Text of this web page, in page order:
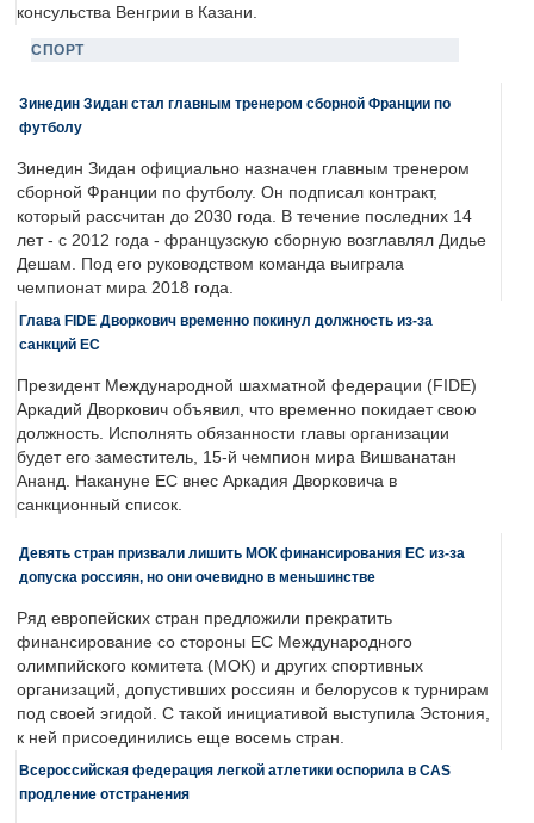
консульства Венгрии в Казани.
СПОРТ
Зинедин Зидан стал главным тренером сборной Франции по
футболу
Зинедин Зидан официально назначен главным тренером
сборной Франции по футболу. Он подписал контракт,
который рассчитан до 2030 года. В течение последних 14
лет - с 2012 года - французскую сборную возглавлял Дидье
Дешам. Под его руководством команда выиграла
чемпионат мира 2018 года.
Глава FIDE Дворкович временно покинул должность из-за
санкций ЕС
Президент Международной шахматной федерации (FIDE)
Аркадий Дворкович объявил, что временно покидает свою
должность. Исполнять обязанности главы организации
будет его заместитель, 15-й чемпион мира Вишванатан
Ананд. Накануне ЕС внес Аркадия Дворковича в
санкционный список.
Девять стран призвали лишить МОК финансирования ЕС из-за
допуска россиян, но они очевидно в меньшинстве
Ряд европейских стран предложили прекратить
финансирование со стороны ЕС Международного
олимпийского комитета (МОК) и других спортивных
организаций, допустивших россиян и белорусов к турнирам
под своей эгидой. С такой инициативой выступила Эстония,
к ней присоединились еще восемь стран.
Всероссийская федерация легкой атлетики оспорила в CAS
продление отстранения